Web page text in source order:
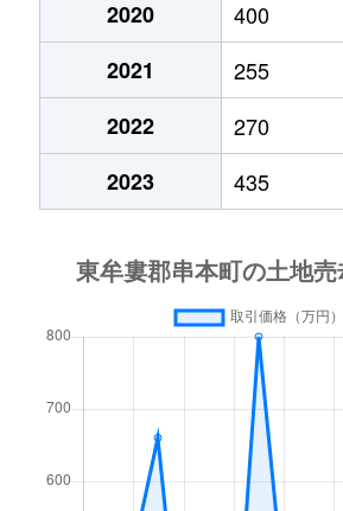
2020
400
2021
255
2022
270
2023
435